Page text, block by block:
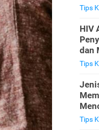
Tips
HIV
dan
Tips
Tips